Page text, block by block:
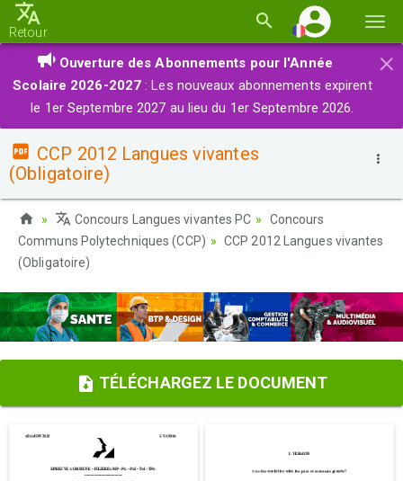
la
Retour
×
Ouverture des Abonnements pour l'Année
Scolaire 2026-2027 : Les nouveaux abonnements expirent
le 1er Septembre 2027 au lieu du 1er Septembre 2026.
CCP 2012 Langues vivantes
(Obligatoire)
Concours Langues vivantes PC
Concours
Communs Polytechniques (CCP)
CCP 2012 Langues vivantes
(Obligatoire)
TÉLÉCHARGEZ LE DOCUMENT